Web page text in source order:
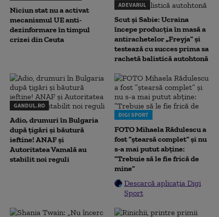
Niciun stat nu a activat
mecanismul UE anti-
dezinformare în timpul
crizei din Ceuta
ADEVARUL
Scut și Sabie: Ucraina
începe producția în masă a
antirachetelor „Freyja” și
testează cu succes prima sa
rachetă balistică autohtonă
GANDUL.RO
Adio, drumuri în Bulgaria
după țigări și băutură
ieftine! ANAF și
Autoritatea Vamală au
stabilit noi reguli
DIGI SPORT
FOTO Mihaela Rădulescu a
fost ”ștearsă complet” și nu
s-a mai putut abține:
”Trebuie să le fie frică de
mine”
Descarcă aplicația Digi
Sport